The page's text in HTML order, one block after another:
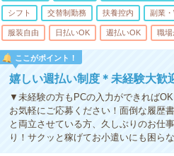
シフト 交替制勤務 扶養控内 副業
服装自由 日払いOK 週払いOK 職場
ここがポイント！
嬉しい週払い制度＊未経験大歓
▼未経験の方もPCの入力ができれば
お気軽にご応募ください！面倒な履歴
と両立させている方、久しぶりのお仕
り！サクッと稼げてお小遣いにも困らな